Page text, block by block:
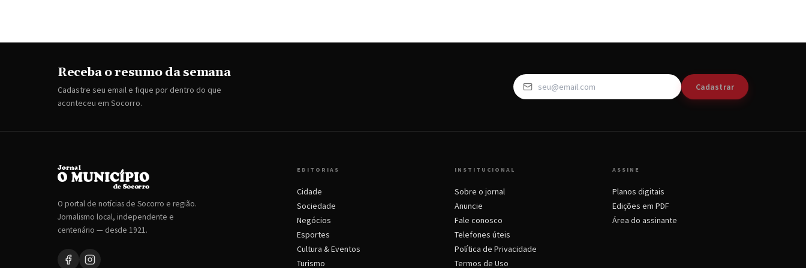
Receba o resumo da semana
Cadastre seu email e fique por dentro do que
aconteceu em Socorro.
Cadastrar
O portal de notícias de Socorro e região.
Jornalismo local, independente e
centenário — desde 1921.
EDITORIAS
Cidade
Sociedade
Negócios
Esportes
Cultura & Eventos
Turismo
INSTITUCIONAL
Sobre o jornal
Anuncie
Fale conosco
Telefones úteis
Política de Privacidade
Termos de Uso
ASSINE
Planos digitais
Edições em PDF
Área do assinante